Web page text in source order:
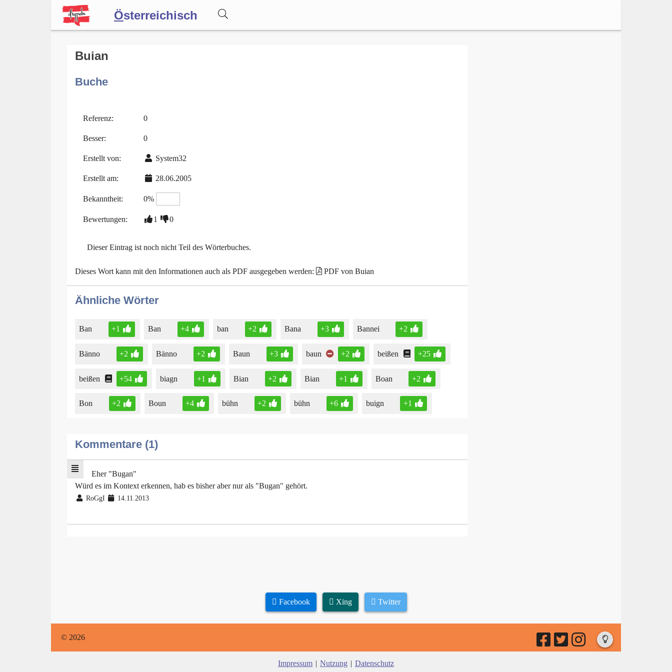
Österreichisch
Forum
Blog
Buian
Buche
Referenz: 0
Besser: 0
Erstellt von: System32
Erstellt am: 28.06.2005
Bekanntheit: 0%
Bewertungen: 1 0
Dieser Eintrag ist noch nicht Teil des Wörterbuches.
Dieses Wort kann mit den Informationen auch als PDF ausgegeben werden: PDF von Buian
Ähnliche Wörter
Ban +1 Ban +4 ban +2 Bana +3 Bannei +2
Bänno +2 Bänno +2 Baun +3 baun +2 beißen +25
beißen +54 biagn +1 Bian +2 Bian +1 Boan +2
Bon +2 Boun +4 bühn +2 bühn +6 buign +1
Kommentare (1)
Eher "Bugan"
Würd es im Kontext erkennen, hab es bisher aber nur als "Bugan" gehört.
RoGgI 14.11.2013
Facebook Xing Twitter
© 2026
Impressum | Nutzung | Datenschutz